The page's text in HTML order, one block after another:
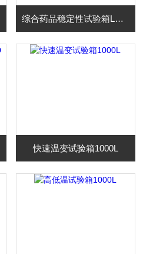
综合药品稳定性试验箱LHH-600HP
快速温变试验箱1000L